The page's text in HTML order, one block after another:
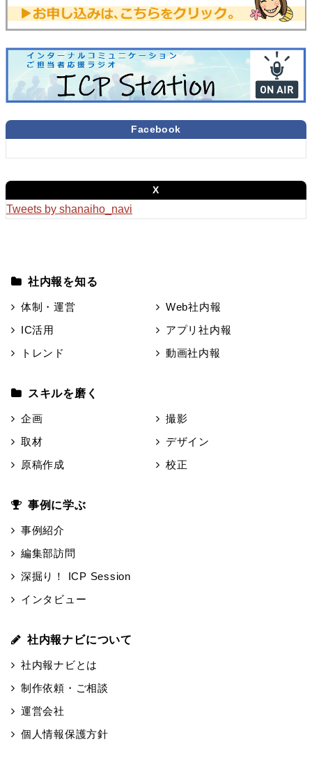
Facebook
X
Tweets by shanaiho_navi
社内報を知る
体制・運営
IC活用
トレンド
Web社内報
アプリ社内報
動画社内報
スキルを磨く
企画
取材
原稿作成
撮影
デザイン
校正
事例に学ぶ
事例紹介
編集部訪問
深掘り！ ICP Session
インタビュー
社内報ナビについて
社内報ナビとは
制作依頼・ご相談
運営会社
個人情報保護方針